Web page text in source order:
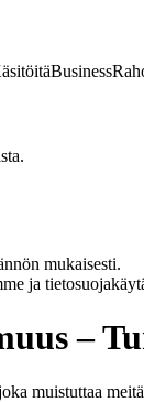
Business
mukaisesti.
ja
–
muistuttaa